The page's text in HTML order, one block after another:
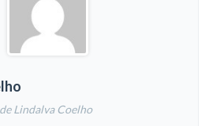
Lindalva Coelho